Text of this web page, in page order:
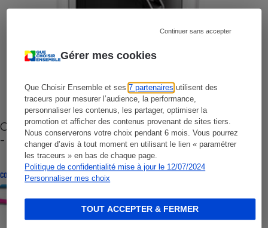
Gérer mes cookies
Que Choisir Ensemble et ses7 partenaires utilisent des
traceurs pour mesurer l’audience, la performance,
personnaliser les contenus, les partager, optimiser la
promotion et afficher des contenus provenant de sites tiers.
Nous conserverons votre choix pendant 6 mois. Vous pourrez
changer d’avis à tout moment en utilisant le lien « paramétrer
les traceurs » en bas de chaque page.
Politique de confidentialité mise à jour le 12/07/2024
Personnaliser mes choix
Continuer sans accepter
TOUT ACCEPTER & FERMER
Cafetière à capsules zéro déchet CoffeeB (vidéo)
- Premières impressions
CONSEILS